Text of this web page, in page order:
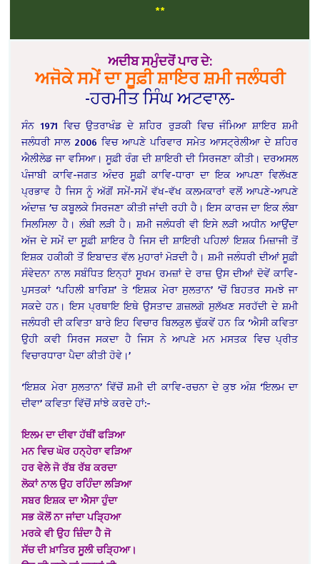
**
ਅਦੀਬ ਸਮੁੰਦਰੋਂ ਪਾਰ ਦੇ:
ਅਜੋਕੇ ਸਮੇਂ ਦਾ ਸੂਫ਼ੀ ਸ਼ਾਇਰ ਸ਼ਮੀ ਜਲੰਧਰੀ
-ਹਰਮੀਤ ਸਿੰਘ ਅਟਵਾਲ-
ਸੰਨ 1971 ਵਿਚ ਉਤਰਾਖੰਡ ਦੇ ਸ਼ਹਿਰ ਰੁੜਕੀ ਵਿਚ ਜੰਮਿਆ ਸ਼ਾਇਰ ਸ਼ਮੀ
ਜਲੰਧਰੀ ਸਾਲ 2006 ਵਿਚ ਆਪਣੇ ਪਰਿਵਾਰ ਸਮੇਤ ਆਸਟ੍ਰੇਲੀਆ ਦੇ ਸ਼ਹਿਰ
ਐਲੀਲੇਡ ਜਾ ਵਸਿਆ। ਸੂਫ਼ੀ ਰੰਗ ਦੀ ਸ਼ਾਇਰੀ ਦੀ ਸਿਰਜਣਾ ਕੀਤੀ। ਦਰਅਸਲ
ਪੰਜਾਬੀ ਕਾਵਿ-ਜਗਤ ਅੰਦਰ ਸੂਫ਼ੀ ਕਾਵਿ-ਧਾਰਾ ਦਾ ਇਕ ਆਪਣਾ ਵਿਲੱਖਣ
ਪ੍ਰਭਾਵ ਹੈ ਜਿਸ ਨੂੰ ਅੱਗੋਂ ਸਮੇਂ-ਸਮੇਂ ਵੱਖ-ਵੱਖ ਕਲਮਕਾਰਾਂ ਵਲੋਂ ਆਪਣੇ-ਆਪਣੇ
ਅੰਦਾਜ਼ ’ਚ ਕਬੂਲਕੇ ਸਿਰਜਣਾ ਕੀਤੀ ਜਾਂਦੀ ਰਹੀ ਹੈ। ਇਸ ਕਾਰਜ ਦਾ ਇਕ ਲੰਬਾ
ਸਿਲਸਿਲਾ ਹੈ। ਲੰਬੀ ਲੜੀ ਹੈ। ਸ਼ਮੀ ਜਲੰਧਰੀ ਵੀ ਇਸੇ ਲੜੀ ਅਧੀਨ ਆਉਂਦਾ
ਅੱਜ ਦੇ ਸਮੇਂ ਦਾ ਸੂਫ਼ੀ ਸ਼ਾਇਰ ਹੈ ਜਿਸ ਦੀ ਸ਼ਾਇਰੀ ਪਹਿਲਾਂ ਇਸ਼ਕ ਮਿਜ਼ਾਜੀ ਤੋਂ
ਇਸ਼ਕ ਹਕੀਕੀ ਤੋਂ ਇਬਾਦਤ ਵੱਲ ਮੁਹਾਰਾਂ ਮੋੜਦੀ ਹੈ। ਸ਼ਮੀ ਜਲੰਧਰੀ ਦੀਆਂ ਸੂਫ਼ੀ
ਸੰਵੇਦਨਾ ਨਾਲ ਸਬੰਧਿਤ ਇਨ੍ਹਾਂ ਸੂਖਮ ਰਮਜ਼ਾਂ ਦੇ ਰਾਜ਼ ਉਸ ਦੀਆਂ ਦੋਵੇਂ ਕਾਵਿ-
ਪੁਸਤਕਾਂ ‘ਪਹਿਲੀ ਬਾਰਿਸ਼’ ਤੇ ‘ਇਸ਼ਕ ਮੇਰਾ ਸੁਲਤਾਨ’ ’ਚੋਂ ਬਿਹਤਰ ਸਮਝੇ ਜਾ
ਸਕਦੇ ਹਨ। ਇਸ ਪ੍ਰਥਾਇ ਇਥੇ ਉਸਤਾਦ ਗ਼ਜ਼ਲਗੋ ਸੁਲੱਖਣ ਸਰਹੱਦੀ ਦੇ ਸ਼ਮੀ
ਜਲੰਧਰੀ ਦੀ ਕਵਿਤਾ ਬਾਰੇ ਇਹ ਵਿਚਾਰ ਬਿਲਕੁਲ ਢੁੱਕਵੇਂ ਹਨ ਕਿ ‘ਐਸੀ ਕਵਿਤਾ
ਉਹੀ ਕਵੀ ਸਿਰਜ ਸਕਦਾ ਹੈ ਜਿਸ ਨੇ ਆਪਣੇ ਮਨ ਮਸਤਕ ਵਿਚ ਪ੍ਰੀਤ
ਵਿਚਾਰਧਾਰਾ ਪੈਦਾ ਕੀਤੀ ਹੋਵੇ।’
‘ਇਸ਼ਕ ਮੇਰਾ ਸੁਲਤਾਨ’ ਵਿੱਚੋਂ ਸ਼ਮੀ ਦੀ ਕਾਵਿ-ਰਚਨਾ ਦੇ ਕੁਝ ਅੰਸ਼ ‘ਇਲਮ ਦਾ
ਦੀਵਾ’ ਕਵਿਤਾ ਵਿੱਚੋਂ ਸਾਂਝੇ ਕਰਦੇ ਹਾਂ:-
ਇਲਮ ਦਾ ਦੀਵਾ ਹੱਥੀਂ ਫੜਿਆ
ਮਨ ਵਿਚ ਘੋਰ ਹਨ੍ਹੇਰਾ ਵੜਿਆ
ਹਰ ਵੇਲੇ ਜੋ ਰੱਬ ਰੱਬ ਕਰਦਾ
ਲੋਕਾਂ ਨਾਲ ਉਹ ਰਹਿੰਦਾ ਲੜਿਆ
ਸਬਰ ਇਸ਼ਕ ਦਾ ਐਸਾ ਹੁੰਦਾ
ਸਭ ਕੋਲੋਂ ਨਾ ਜਾਂਦਾ ਪੜ੍ਹਿਆ
ਮਰਕੇ ਵੀ ਉਹ ਜ਼ਿੰਦਾ ਹੈ ਜੋ
ਸੱਚ ਦੀ ਖ਼ਾਤਿਰ ਸੂਲੀ ਚੜ੍ਹਿਆ।